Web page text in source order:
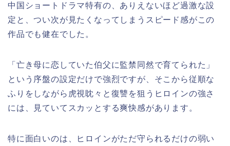
中国ショートドラマ特有の、ありえないほど過激な設
定と、つい次が見たくなってしまうスピード感がこの
作品でも健在でした。
「亡き母に恋していた伯父に監禁同然で育てられた」
という序盤の設定だけで強烈ですが、そこから従順な
ふりをしながら虎視眈々と復讐を狙うヒロインの強さ
には、見ていてスカッとする爽快感があります。
特に面白いのは、ヒロインがただ守られるだけの弱い